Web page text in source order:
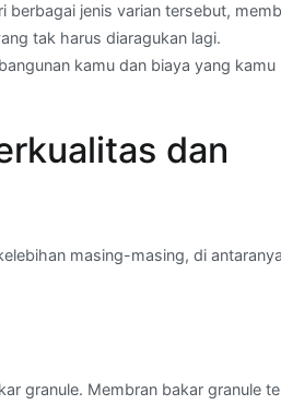
berbagai jenis varian tersebut,
tak harus diaragukan lagi.
kamu dan biaya yang kamu
dan
masing-masing, di antaranya
granule. Membran bakar granule